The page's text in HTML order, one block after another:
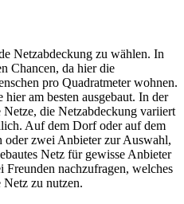
Netzabdeckung zu wählen. In
Chancen, da hier die
pro Quadratmeter wohnen.
am besten ausgebaut. In der
Netze, die Netzabdeckung variiert
Auf dem Dorf oder auf dem
oder zwei Anbieter zur Auswahl,
Netz für gewisse Anbieter
Freunden nachzufragen, welches
Netz zu nutzen.